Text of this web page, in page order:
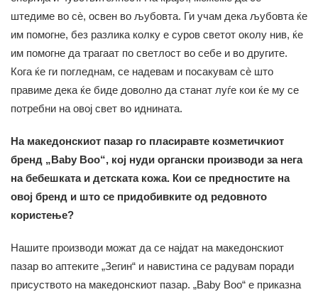
штедиме во сè, освен во љубовта. Ги учам дека љубовта ќе
им помогне, без разлика колку е суров светот околу нив, ќе
им помогне да трагаат по светлост во себе и во другите.
Кога ќе ги погледнам, се надевам и посакувам сè што
правиме дека ќе биде доволно да станат луѓе кои ќе му се
потребни на овој свет во иднината.
На македонскиот пазар го пласиравте козметичкиот
бренд „Baby Boo“, кој нуди органски производи за нега
на бебешката и детската кожа. Кои се предностите на
овој бренд и што се придобивките од редовното
користење?
Нашите производи можат да се најдат на македонскиот
пазар во аптеките „Зегин“ и навистина се радувам поради
присуството на македонскиот пазар. „Baby Boo“ е приказна